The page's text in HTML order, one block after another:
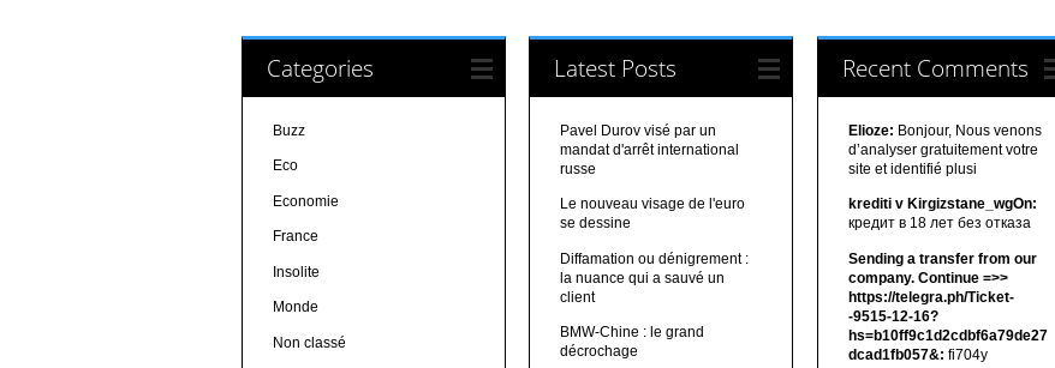
Categories
Buzz
Eco
Economie
France
Insolite
Monde
Non classé
Latest Posts
Pavel Durov visé par un
mandat d'arrêt international
russe
Le nouveau visage de l'euro
se dessine
Diffamation ou dénigrement :
la nuance qui a sauvé un
client
BMW-Chine : le grand
décrochage
Recent Comments
Elioze: Bonjour, Nous venons
d’analyser gratuitement votre
site et identifié plusi
krediti v Kirgizstane_wgOn:
кредит в 18 лет без отказа
Sending a transfer from our
company. Continue =>>
https://telegra.ph/Ticket-
-9515-12-16?
hs=b10ff9c1d2cdbf6a79de27
dcad1fb057&: fi704y